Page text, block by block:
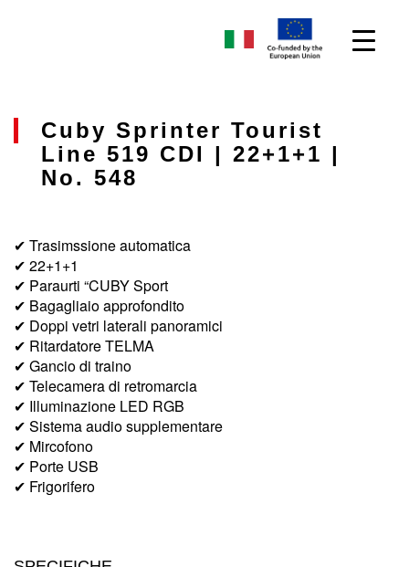
Cuby Sprinter Tourist
Line 519 CDI | 22+1+1 |
No. 548
✔ Trasimssione automatica
✔ 22+1+1
✔ Paraurti “CUBY Sport
✔ Bagagliaio approfondito
✔ Doppi vetri laterali panoramici
✔ Ritardatore TELMA
✔ Gancio di traino
✔ Telecamera di retromarcia
✔ Illuminazione LED RGB
✔ Sistema audio supplementare
✔ Mircofono
✔ Porte USB
✔ Frigorifero